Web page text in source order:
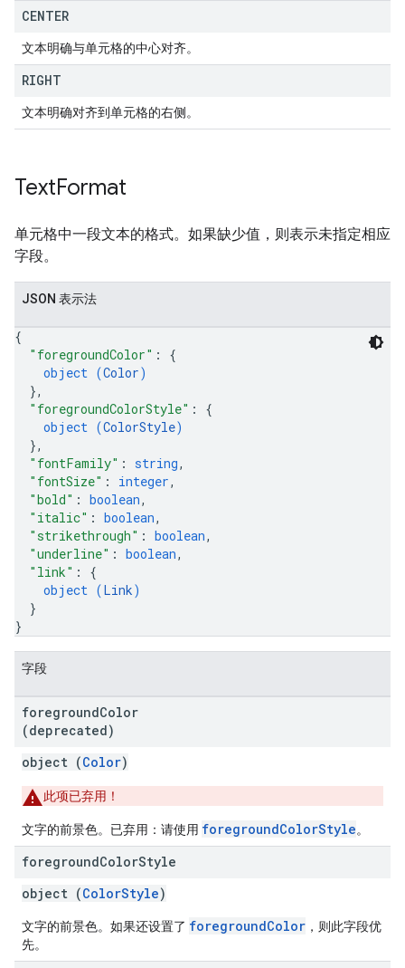
CENTER
文本明确与单元格的中心对齐。
RIGHT
文本明确对齐到单元格的右侧。
TextFormat
单元格中一段文本的格式。如果缺少值，则表示未指定相应
字段。
JSON 表示法
{
"foregroundColor" : {
object (Color)
},
"foregroundColorStyle" : {
object (ColorStyle)
},
"fontFamily" : string,
"fontSize" : integer,
"bold" : boolean,
"italic" : boolean,
"strikethrough" : boolean,
"underline" : boolean,
"link" : {
object (Link)
}
}
字段
foregroundColor
(deprecated)
object (Color)
此项已弃用！
文字的前景色。已弃用：请使用 foregroundColorStyle。
foregroundColorStyle
object (ColorStyle)
文字的前景色。如果还设置了 foregroundColor ，则此字段优
先。